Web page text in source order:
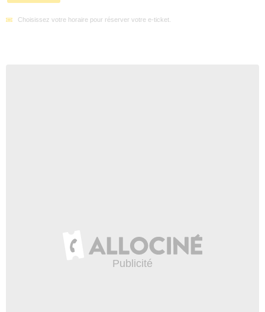
Choisissez votre horaire pour réserver votre e-ticket.